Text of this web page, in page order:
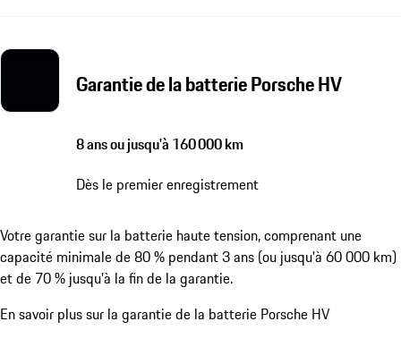
Garantie de la batterie Porsche HV
8 ans ou jusqu'à 160 000 km
Dès le premier enregistrement
Votre garantie sur la batterie haute tension, comprenant une
capacité minimale de 80 % pendant 3 ans (ou jusqu'à 60 000 km)
et de 70 % jusqu'à la fin de la garantie.
En savoir plus sur la garantie de la batterie Porsche HV